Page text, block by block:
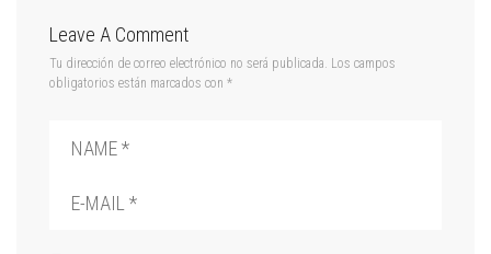
Leave A Comment
Tu dirección de correo electrónico no será publicada. Los campos
obligatorios están marcados con *